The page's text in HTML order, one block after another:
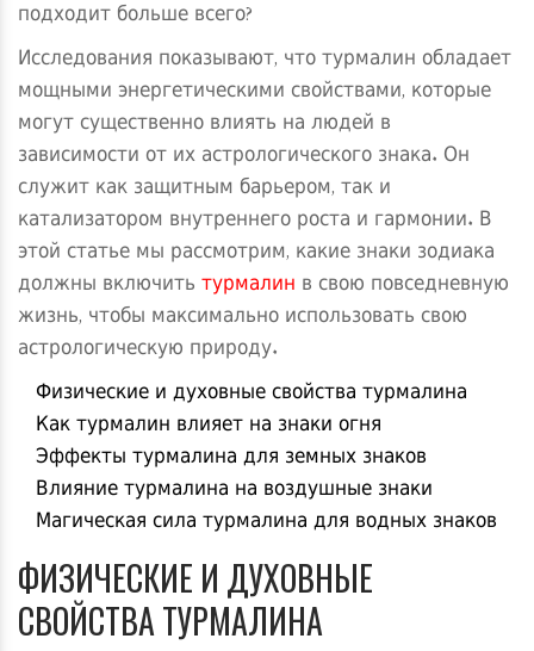
подходит больше всего?
Исследования показывают, что турмалин обладает
мощными энергетическими свойствами, которые
могут существенно влиять на людей в
зависимости от их астрологического знака. Он
служит как защитным барьером, так и
катализатором внутреннего роста и гармонии. В
этой статье мы рассмотрим, какие знаки зодиака
должны включить турмалин в свою повседневную
жизнь, чтобы максимально использовать свою
астрологическую природу.
Физические и духовные свойства турмалина
Как турмалин влияет на знаки огня
Эффекты турмалина для земных знаков
Влияние турмалина на воздушные знаки
Магическая сила турмалина для водных знаков
ФИЗИЧЕСКИЕ И ДУХОВНЫЕ
СВОЙСТВА ТУРМАЛИНА